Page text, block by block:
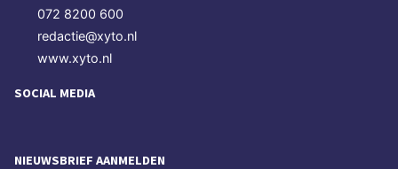
072 8200 600
redactie@xyto.nl
www.xyto.nl
SOCIAL MEDIA
NIEUWSBRIEF AANMELDEN